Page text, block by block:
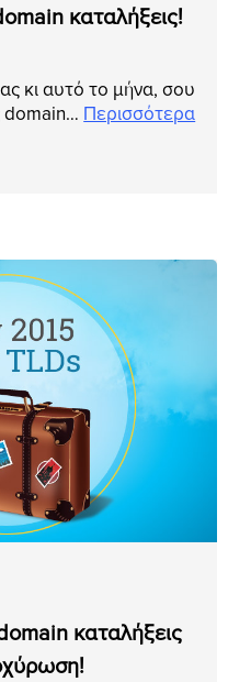
καταλήξεις!
κι αυτό το μήνα, σου
domain… Περισσότερα
καταλήξεις